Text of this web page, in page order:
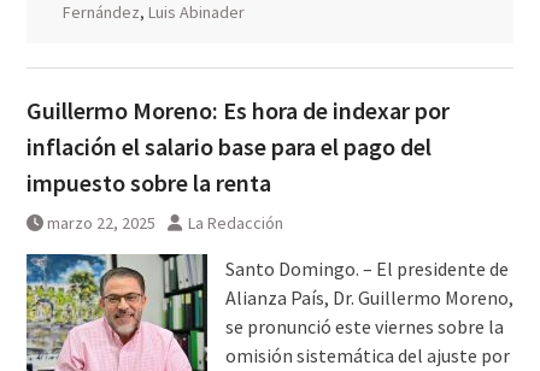
Fernández, Luis Abinader
Guillermo Moreno: Es hora de indexar por
inflación el salario base para el pago del
impuesto sobre la renta
marzo 22, 2025 La Redacción
Santo Domingo. – El presidente de
Alianza País, Dr. Guillermo Moreno,
se pronunció este viernes sobre la
omisión sistemática del ajuste por